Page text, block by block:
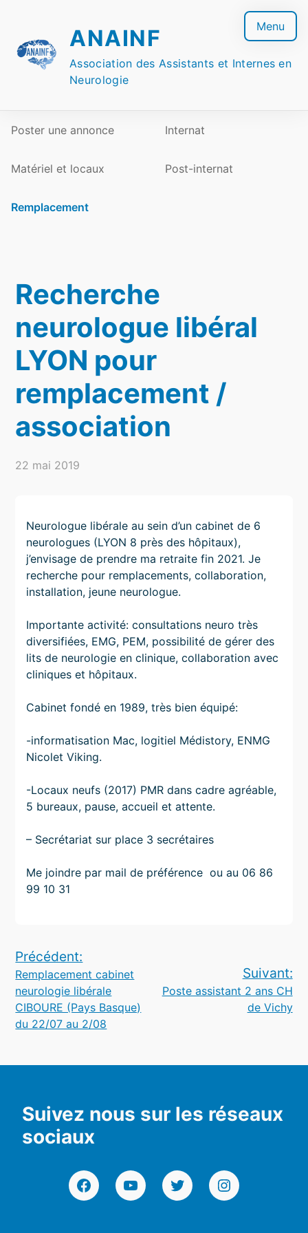
content
ANAINF
Association des Assistants et Internes en
Neurologie
Menu
Poster une annonce Internat
Matériel et locaux Post-internat
Remplacement
Recherche
neurologue libéral
LYON pour
remplacement /
association
22 mai 2019
Neurologue libérale au sein d’un cabinet de 6
neurologues (LYON 8 près des hôpitaux),
j’envisage de prendre ma retraite fin 2021. Je
recherche pour remplacements, collaboration,
installation, jeune neurologue.
Importante activité: consultations neuro très
diversifiées, EMG, PEM, possibilité de gérer des
lits de neurologie en clinique, collaboration avec
cliniques et hôpitaux.
Cabinet fondé en 1989, très bien équipé:
-informatisation Mac, logitiel Médistory, ENMG
Nicolet Viking.
-Locaux neufs (2017) PMR dans cadre agréable,
5 bureaux, pause, accueil et attente.
– Secrétariat sur place 3 secrétaires
Me joindre par mail de préférence ou au 06 86
99 10 31
Navigation
de
l’article
Précédent:
Remplacement cabinet
neurologie libérale
CIBOURE (Pays Basque)
du 22/07 au 2/08
Suivant:
Poste assistant 2 ans CH
de Vichy
Suivez nous sur les réseaux
sociaux
FacebookYouTubeTwitterInstagram